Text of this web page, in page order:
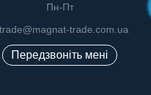
Пн-Пт
trade.com.ua
Передзвоніть мені